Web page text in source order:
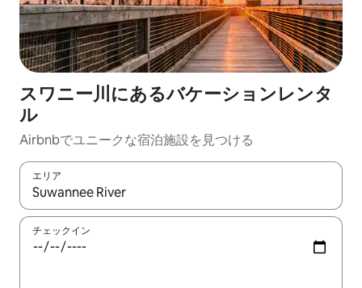
スワニー川にあるバケーションレンタ
ル
Airbnbでユニークな宿泊施設を見つける
エリア
検索結果が表示されたら、上下の矢印キーを使って移動するか
チェックイン